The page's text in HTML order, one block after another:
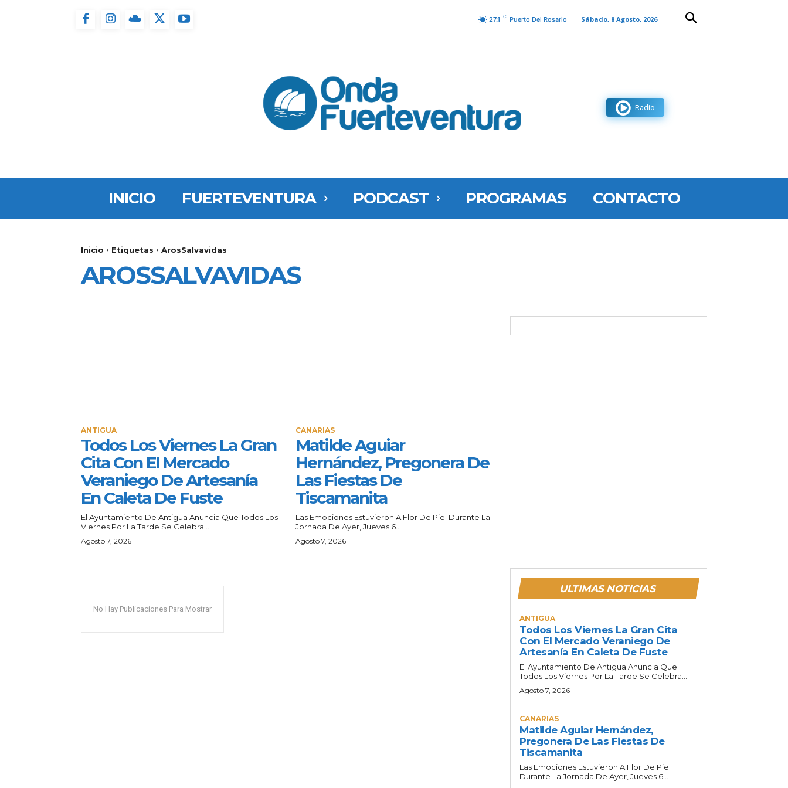
27.1 C Puerto Del Rosario Sábado, 8 Agosto, 2026
Radio
INICIO FUERTEVENTURA PODCAST PROGRAMAS CONTACTO
Inicio Etiquetas ArosSalvavidas
AROSSALVAVIDAS
ANTIGUA
Todos Los Viernes La Gran
Cita Con El Mercado
Veraniego De Artesanía
En Caleta De Fuste
El Ayuntamiento De Antigua Anuncia Que Todos Los
Viernes Por La Tarde Se Celebra...
Agosto 7, 2026
CANARIAS
Matilde Aguiar
Hernández, Pregonera De
Las Fiestas De
Tiscamanita
Las Emociones Estuvieron A Flor De Piel Durante La
Jornada De Ayer, Jueves 6...
Agosto 7, 2026
No Hay Publicaciones Para Mostrar
ULTIMAS NOTICIAS
ANTIGUA
Todos Los Viernes La Gran Cita
Con El Mercado Veraniego De
Artesanía En Caleta De Fuste
El Ayuntamiento De Antigua Anuncia Que
Todos Los Viernes Por La Tarde Se Celebra...
Agosto 7, 2026
CANARIAS
Matilde Aguiar Hernández,
Pregonera De Las Fiestas De
Tiscamanita
Las Emociones Estuvieron A Flor De Piel
Durante La Jornada De Ayer, Jueves 6...